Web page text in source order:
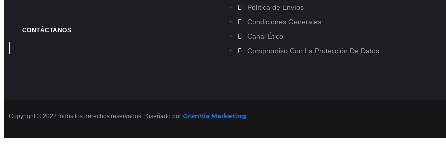
CONTÁCTANOS
Política de Envíos
Condiciones Generales
Canal Ético
Compromiso Con La Protección De Datos
Copyright © 2022 todos los derechos reservados. Diseñado por GranVia Marketing